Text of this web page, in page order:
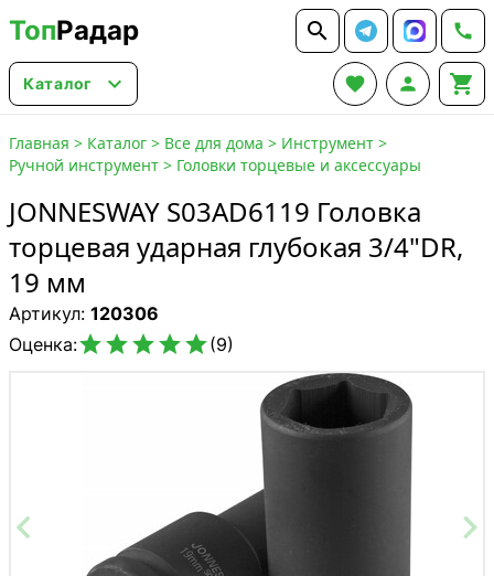
ТопРадар  
Каталог    
Главная > Каталог > Все для дома > Инструмент >
Ручной инструмент > Головки торцевые и аксессуары
JONNESWAY S03AD6119 Головка
торцевая ударная глубокая 3/4"DR,
19 мм
Артикул: 120306
Оценка:(9)